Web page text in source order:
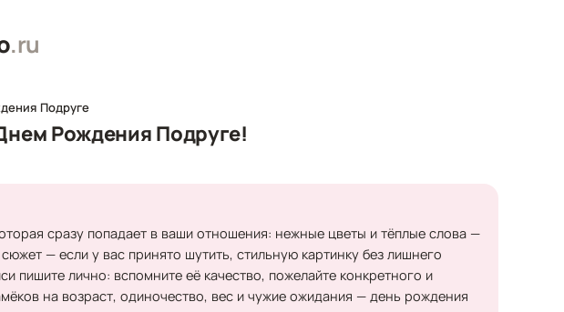
.ru
Подруге
Рождения Подруге!
сразу попадает в ваши отношения: нежные цветы и тёплые слова —
— если у вас принято шутить, стильную картинку без лишнего
пишите лично: вспомните её качество, пожелайте конкретного и
на возраст, одиночество, вес и чужие ожидания — день рождения